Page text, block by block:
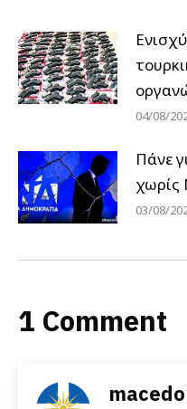
04/08/
Πάνε
03/08/
1 Comment